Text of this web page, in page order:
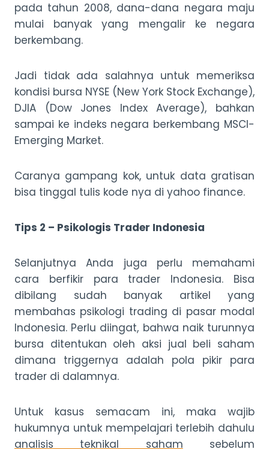
pada tahun 2008, dana-dana negara maju
mulai banyak yang mengalir ke negara
berkembang.
Jadi tidak ada salahnya untuk memeriksa
kondisi bursa NYSE (New York Stock Exchange),
DJIA (Dow Jones Index Average), bahkan
sampai ke indeks negara berkembang MSCI-
Emerging Market.
Caranya gampang kok, untuk data gratisan
bisa tinggal tulis kode nya di yahoo finance.
Tips 2 – Psikologis Trader Indonesia
Selanjutnya Anda juga perlu memahami
cara berfikir para trader Indonesia. Bisa
dibilang sudah banyak artikel yang
membahas psikologi trading di pasar modal
Indonesia. Perlu diingat, bahwa naik turunnya
bursa ditentukan oleh aksi jual beli saham
dimana triggernya adalah pola pikir para
trader di dalamnya.
Untuk kasus semacam ini, maka wajib
hukumnya untuk mempelajari terlebih dahulu
analisis teknikal saham sebelum